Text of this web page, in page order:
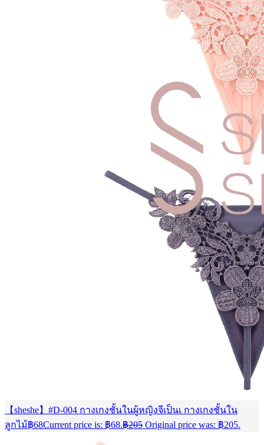
【sheshe】#D-004 กางเกงชั้นในผู้หญิงจีเป็นเ กางเกงชั้นใน
ลูกไม้฿68Current price is: ฿68.฿205 Original price was: ฿205.